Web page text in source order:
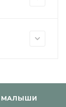
МАЛЫШИ